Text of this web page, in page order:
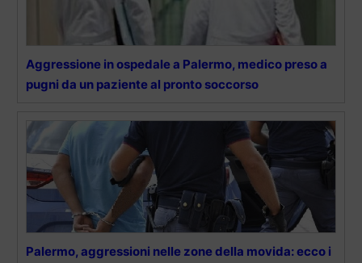
Aggressione in ospedale a Palermo, medico preso a
pugni da un paziente al pronto soccorso
Palermo, aggressioni nelle zone della movida: ecco i